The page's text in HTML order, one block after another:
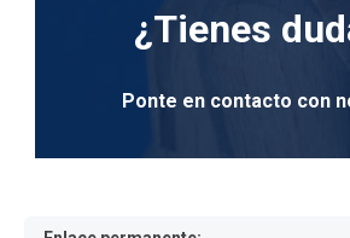
¿Tienes
Ponte en contacto con